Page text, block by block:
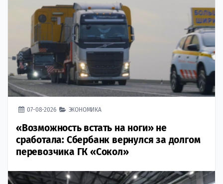
07-08-2026 ЭКОНОМИКА
«Возможность встать на ноги» не
сработала: Сбербанк вернулся за долгом
перевозчика ГК «Сокол»